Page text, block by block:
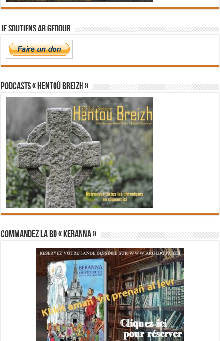
Je soutiens Ar Gedour
PODCASTS « Hentoù Breizh »
Commandez la BD « Keranna »